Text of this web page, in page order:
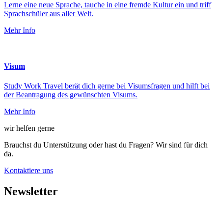
Lerne eine neue Sprache, tauche in eine fremde Kultur ein und triff
Sprachschüler aus aller Welt.
Mehr Info
Visum
Study Work Travel berät dich gerne bei Visumsfragen und hilft bei
der Beantragung des gewünschten Visums.
Mehr Info
wir helfen gerne
Brauchst du Unterstützung oder hast du Fragen? Wir sind für dich
da.
Kontaktiere uns
Newsletter